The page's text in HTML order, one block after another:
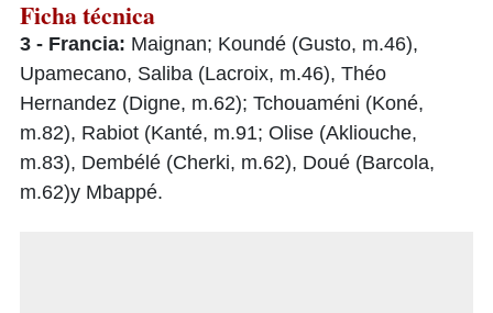
Ficha técnica
3 - Francia: Maignan; Koundé (Gusto, m.46),
Upamecano, Saliba (Lacroix, m.46), Théo
Hernandez (Digne, m.62); Tchouaméni (Koné,
m.82), Rabiot (Kanté, m.91; Olise (Akliouche,
m.83), Dembélé (Cherki, m.62), Doué (Barcola,
m.62)y Mbappé.